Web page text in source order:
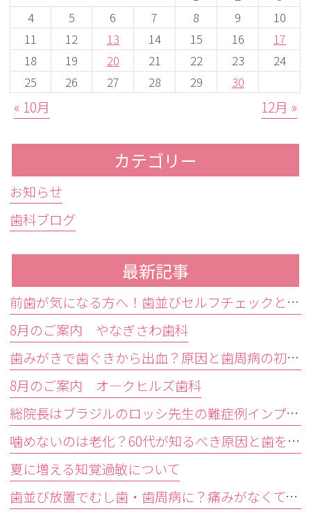
4
5 6 7 8 9
10
11
12 13 14 15 16
17
18
19 20 21 22 23
24
25
26 27 28 29 30
« 10月 12月 »
カテゴリー
お知らせ
歯科ブログ
最新記事
前歯が気になる方へ！歯並びセルフチェックと治療が必要な目安
8月のご案内 やなぎさわ歯科
歯みがきで歯ぐきから出血？原因と歯周病の初期症状・受診目安を解説
8月のご案内 オ―クヒルズ歯科
総院長はブラジルのロッシ先生の難症例インプラントオペ研修会に参加しました。
噛めないのは老化？60代が知るべき原因と歯を残す精密治療
夏に増える知覚過敏について
歯並び放置でむし歯・歯周病に？痛みがなくても受診すべきサイン